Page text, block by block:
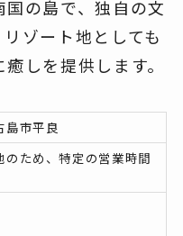
の島で、独自の文
ゾート地としても
しを提供します。
島市平良
のため、特定の営業時間